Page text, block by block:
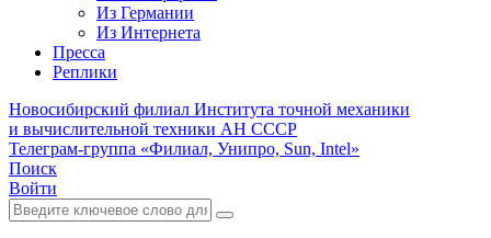
Из Германии
Из Интернета
Пресса
Реплики
Новосибирский филиал Института точной механики
и вычислительной техники АН СССР
Телеграм-группа «Филиал, Унипро, Sun, Intel»
Поиск
Войти